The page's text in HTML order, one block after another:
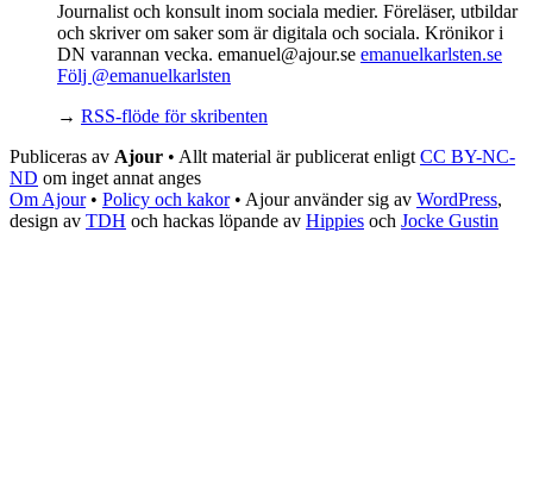
Journalist och konsult inom sociala medier. Föreläser, utbildar
och skriver om saker som är digitala och sociala. Krönikor i
DN varannan vecka. emanuel@ajour.se emanuelkarlsten.se
Följ @emanuelkarlsten
→ RSS-flöde för skribenten
Publiceras av Ajour • Allt material är publicerat enligt CC BY-NC-
ND om inget annat anges
Om Ajour• Policy och kakor• Ajour använder sig av WordPress,
design av TDH och hackas löpande av Hippies och Jocke Gustin